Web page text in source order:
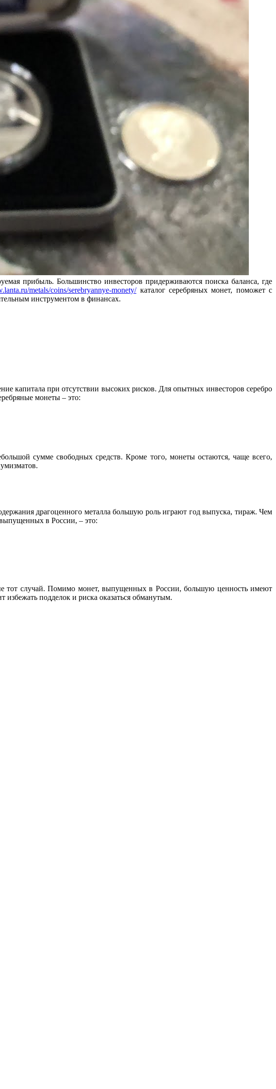
прибыль. Большинство инвесторов придерживаются поиска баланса, где
metals/coins/serebryannye-monety/каталог серебряных монет, поможет с
инструментом в финансах.
капитала при отсутствии высоких рисков. Для опытных инвесторов серебро
монеты – это:
сумме свободных средств. Кроме того, монеты остаются, чаще всего,
драгоценного металла большую роль играют год выпуска, тираж. Чем
в России, – это:
тот случай. Помимо монет, выпущенных в России, большую ценность имеют
подделок и риска оказаться обманутым.